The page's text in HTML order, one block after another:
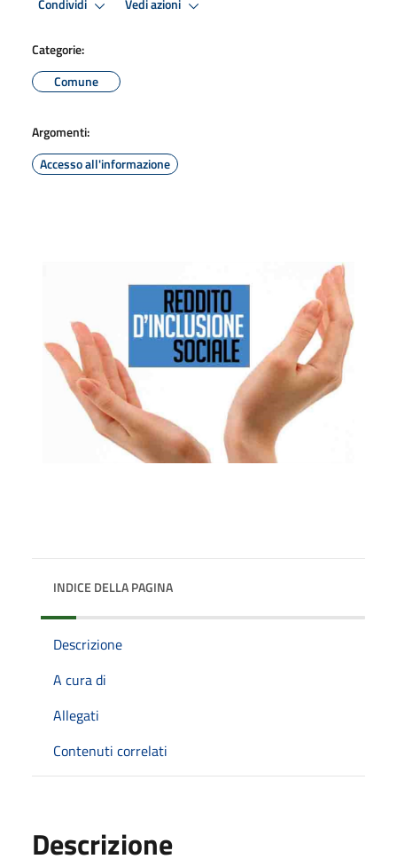
Condividi Vedi azioni
Categorie:
Comune
Argomenti:
Accesso all'informazione
INDICE DELLA PAGINA
Descrizione
A cura di
Allegati
Contenuti correlati
Descrizione